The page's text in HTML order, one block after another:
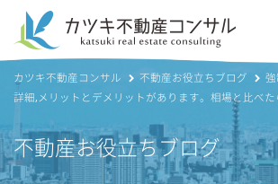
カツキ不動産コンサル 不動産お役立ちブログ
詳細,メリットとデメリットがあります。相場と比べた
不動産お役立ちブログ